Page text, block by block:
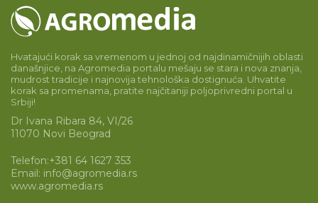
Hvatajući korak sa vremenom u jednoj od najdinamičnijih oblasti
današnjice, na Agromedia portalu mešaju se stara i nova znanja,
mudrost tradicije i najnovija tehnološka dostignuća. Uhvatite
korak sa promenama, pratite najčitaniji poljoprivredni portal u
Srbiji!
Dr Ivana Ribara 84, VI/26
11070 Novi Beograd
Telefon:+381 64 1627 353
Email: info@agromedia.rs
www.agromedia.rs